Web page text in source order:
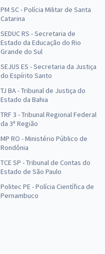
PM SC - Polícia Militar de Santa
Catarina
SEDUC RS - Secretaria de
Estado da Educação do Rio
Grande do Sul
SEJUS ES - Secretaria da Justiça
do Espírito Santo
TJ BA - Tribunal de Justiça do
Estado da Bahia
TRF 3 - Tribunal Regional Federal
da 3ª Região
MP RO - Ministério Público de
Rondônia
TCE SP - Tribunal de Contas do
Estado de São Paulo
Politec PE - Polícia Científica de
Pernambuco